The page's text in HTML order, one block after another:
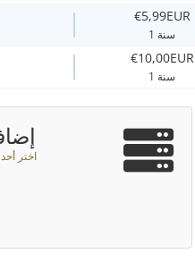
€5,99EUR
1 سنة
€10,00EUR
1 سنة
اختر